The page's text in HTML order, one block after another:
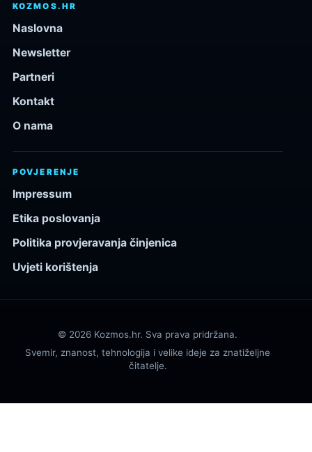
KOZMOS.HR
Naslovna
Newsletter
Partneri
Kontakt
O nama
POVJERENJE
Impressum
Etika poslovanja
Politika provjeravanja činjenica
Uvjeti korištenja
© 2026 Kozmos.hr. Sva prava pridržana.
Svemir, znanost, tehnologija i velike ideje za znatiželjne
čitatelje.